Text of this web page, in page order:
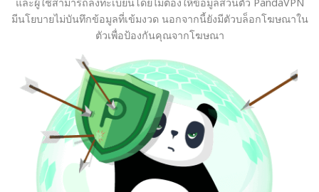
มีนโยบายไม่บันทึกข้อมูลที่เข้มงวด นอกจากนี้ยังมีตัวบล็อกโฆษณาใน
ตัวเพื่อป้องกันคุณจากโฆษณา